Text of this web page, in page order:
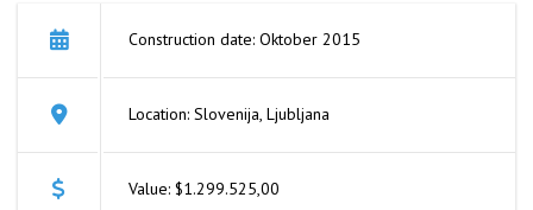
Construction date: Oktober 2015
Location: Slovenija, Ljubljana
Value: $1.299.525,00